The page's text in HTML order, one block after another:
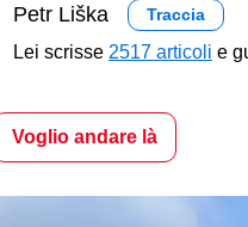
Petr Liška Traccia
Lei scrisse 2517 articoli e
Voglio andare là